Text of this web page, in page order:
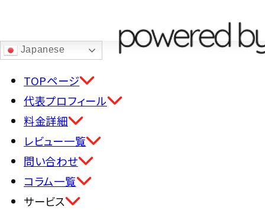
サービス
Japanese
TOPページ
代表プロフィール
料金詳細
レビュー一覧
問い合わせ
コラム一覧
サービス
ホーム コラム一覧ページ
コラム一覧